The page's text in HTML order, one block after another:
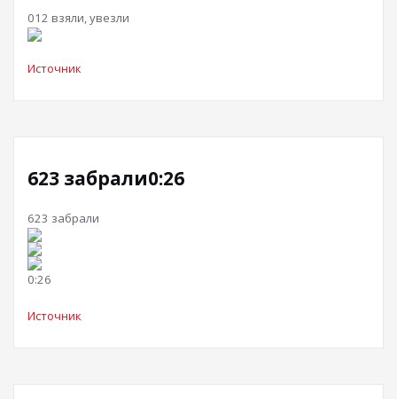
012 взяли, увезли
Источник
623 забрали0:26
623 забрали
0:26
Источник